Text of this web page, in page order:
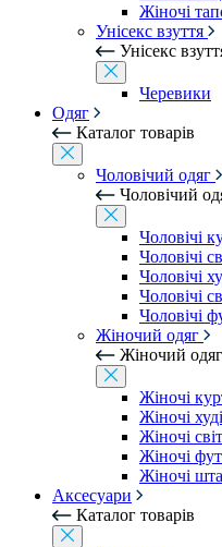
Жіночі
Унісекс взуття
Унісекс
Черевики
Одяг
Каталог товарів
Чоловічий одяг
Чоловічий
Чоловічі
Чоловічі
Чоловічі
Чоловічі
Чоловічі
Жіночий одяг
Жіночий одяг
Жіночі
Жіночі худі
Жіночі
Жіночі
Жіночі
Аксесуари
Каталог товарів